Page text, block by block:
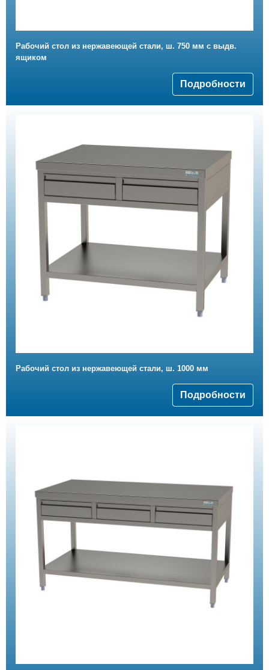
Рабочий стол из нержавеющей стали, ш. 750 мм с выдв.
ящиком
Подробности
Рабочий стол из нержавеющей стали, ш. 1000 мм
Подробности